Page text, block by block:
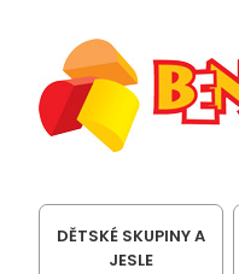
DĚTSKÉ SKUPINY A
JESLE